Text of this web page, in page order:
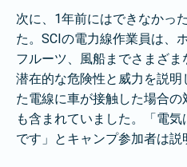
次に、1年前にはできなかっ
た。SCIの電力線作業員は、
フルーツ、風船までさまざ
潜在的な危険性と威力を説
た電線に車が接触した場合
も含まれていました。「電
です」とキャンプ参加者は説